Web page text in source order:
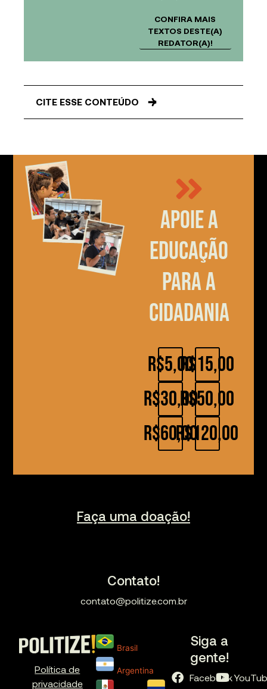
CONFIRA MAIS
TEXTOS DESTE(A)
REDATOR(A)!
CITE ESSE CONTEÚDO
Apoie a
educação
para a
cidadania
R$5,00
R$30,00
R$60,00
R$15,00
R$50,00
R$120,00
Faça uma doação!
Contato!
contato@politize.com.br
Política de
privacidade
Brasil
Argentina
Siga a
gente!
Facebook